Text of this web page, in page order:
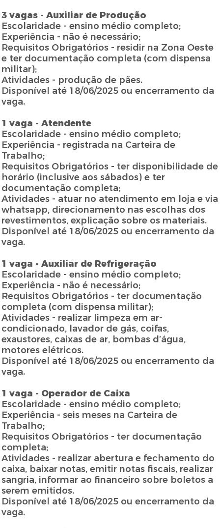
3 vagas - Auxiliar de Produção
Escolaridade - ensino médio completo;
Experiência - não é necessário;
Requisitos Obrigatórios - residir na Zona Oeste
e ter documentação completa (com dispensa
militar);
Atividades - produção de pães.
Disponível até 18/06/2025 ou encerramento da
vaga.
1 vaga - Atendente
Escolaridade - ensino médio completo;
Experiência - registrada na Carteira de
Trabalho;
Requisitos Obrigatórios - ter disponibilidade de
horário (inclusive aos sábados) e ter
documentação completa;
Atividades - atuar no atendimento em loja e via
whatsapp, direcionamento nas escolhas dos
revestimentos, explicação sobre os materiais.
Disponível até 18/06/2025 ou encerramento da
vaga.
1 vaga - Auxiliar de Refrigeração
Escolaridade - ensino médio completo;
Experiência - não é necessário;
Requisitos Obrigatórios - ter documentação
completa (com dispensa militar);
Atividades - realizar limpeza em ar-
condicionado, lavador de gás, coifas,
exaustores, caixas de ar, bombas d’água,
motores elétricos.
Disponível até 18/06/2025 ou encerramento da
vaga.
1 vaga - Operador de Caixa
Escolaridade - ensino médio completo;
Experiência - seis meses na Carteira de
Trabalho;
Requisitos Obrigatórios - ter documentação
completa;
Atividades - realizar abertura e fechamento do
caixa, baixar notas, emitir notas fiscais, realizar
sangria, informar ao financeiro sobre boletos a
serem emitidos.
Disponível até 18/06/2025 ou encerramento da
vaga.